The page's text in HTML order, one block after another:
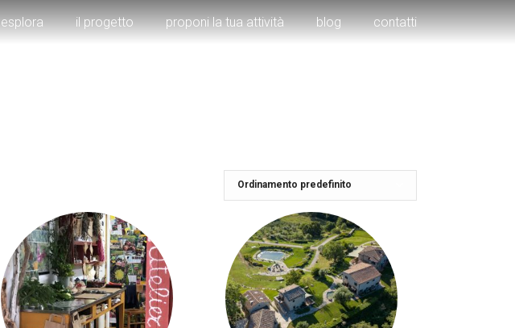
esplora il progetto proponi la tua attività blog contatti